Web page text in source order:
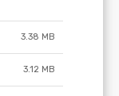
3.38 MB
3.12 MB